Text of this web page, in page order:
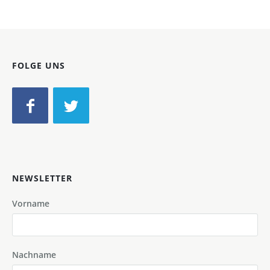
FOLGE UNS
NEWSLETTER
Vorname
Nachname